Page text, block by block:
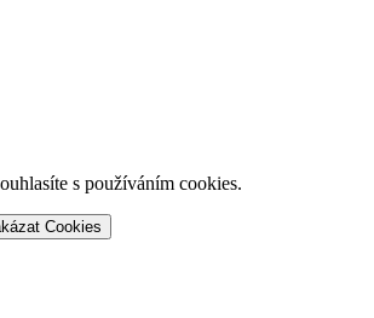
s používáním cookies.
Cookies